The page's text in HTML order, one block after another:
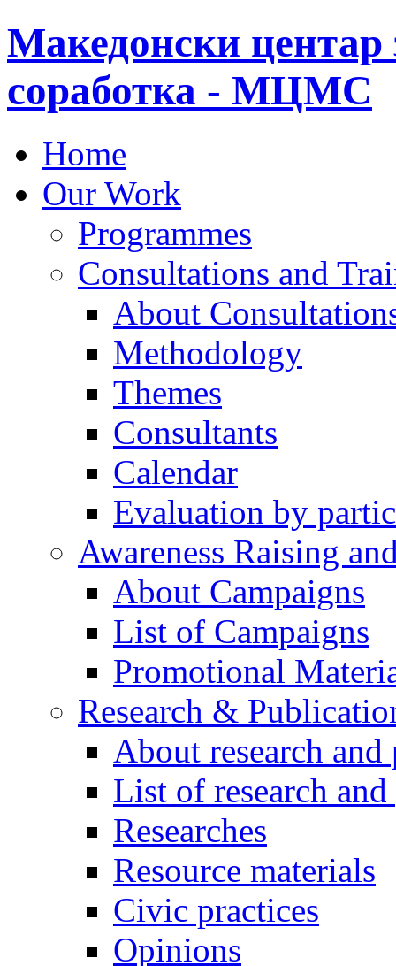
Македонски центар
соработка - МЦМС
Home
Our Work
Programmes
Consultations and
About
Methodology
Themes
Consultants
Calendar
Evaluation by
Awareness Raising
About Campaigns
List of Campaigns
Promotional
Research &
About research
List of research
Researches
Resource materials
Civic practices
Opinions